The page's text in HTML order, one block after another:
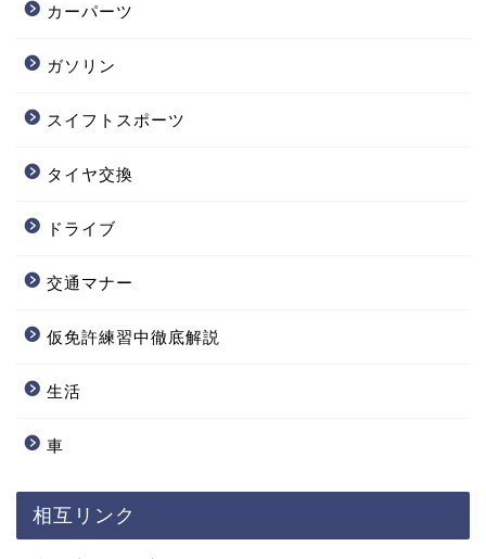
カーパーツ
ガソリン
スイフトスポーツ
タイヤ交換
ドライブ
交通マナー
仮免許練習中徹底解説
生活
車
相互リンク